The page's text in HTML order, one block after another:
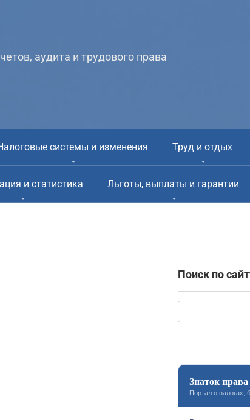
аудита и трудового права
системы и изменения Труд и отдых
и статистика Льготы, выплаты и гарантии
Поиск по
Знаток права
Портал о налогах,